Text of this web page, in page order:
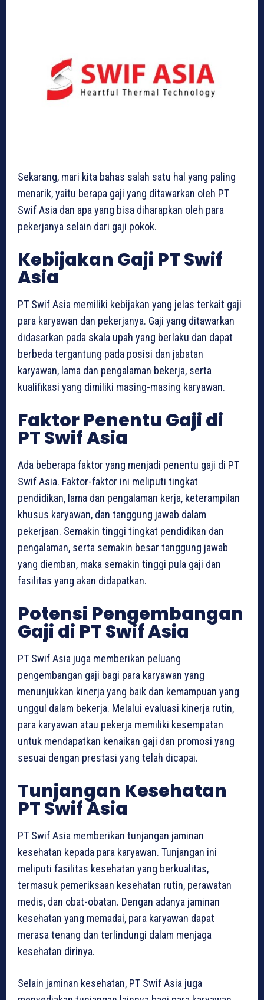
Sekarang, mari kita bahas salah satu hal yang paling
menarik, yaitu berapa gaji yang ditawarkan oleh PT
Swif Asia dan apa yang bisa diharapkan oleh para
pekerjanya selain dari gaji pokok.
Kebijakan Gaji PT Swif
Asia
PT Swif Asia memiliki kebijakan yang jelas terkait gaji
para karyawan dan pekerjanya. Gaji yang ditawarkan
didasarkan pada skala upah yang berlaku dan dapat
berbeda tergantung pada posisi dan jabatan
karyawan, lama dan pengalaman bekerja, serta
kualifikasi yang dimiliki masing-masing karyawan.
Faktor Penentu Gaji di
PT Swif Asia
Ada beberapa faktor yang menjadi penentu gaji di PT
Swif Asia. Faktor-faktor ini meliputi tingkat
pendidikan, lama dan pengalaman kerja, keterampilan
khusus karyawan, dan tanggung jawab dalam
pekerjaan. Semakin tinggi tingkat pendidikan dan
pengalaman, serta semakin besar tanggung jawab
yang diemban, maka semakin tinggi pula gaji dan
fasilitas yang akan didapatkan.
Potensi Pengembangan
Gaji di PT Swif Asia
PT Swif Asia juga memberikan peluang
pengembangan gaji bagi para karyawan yang
menunjukkan kinerja yang baik dan kemampuan yang
unggul dalam bekerja. Melalui evaluasi kinerja rutin,
para karyawan atau pekerja memiliki kesempatan
untuk mendapatkan kenaikan gaji dan promosi yang
sesuai dengan prestasi yang telah dicapai.
Tunjangan Kesehatan
PT Swif Asia
PT Swif Asia memberikan tunjangan jaminan
kesehatan kepada para karyawan. Tunjangan ini
meliputi fasilitas kesehatan yang berkualitas,
termasuk pemeriksaan kesehatan rutin, perawatan
medis, dan obat-obatan. Dengan adanya jaminan
kesehatan yang memadai, para karyawan dapat
merasa tenang dan terlindungi dalam menjaga
kesehatan dirinya.
Selain jaminan kesehatan, PT Swif Asia juga